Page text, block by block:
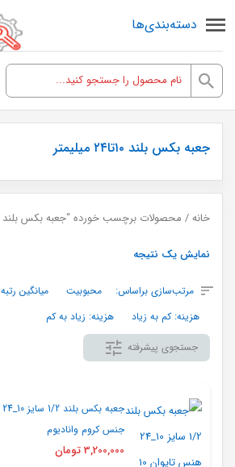
دسته‌بندی‌ها
جعبه بکس بلند ۱۰تا۲۴ میلیمتر
خانه/ محصولات برچسب خورده “جعبه بکس بلند ۱۰تا۲۴ میلیمتر”
نمایش یک نتیجه
مرتب‌سازی براساس: محبوبیت میانگین رتبه
هزینه: کم به زیاد
هزینه: زیاد به کم
جستجوی پیشرفته
جنس کروم‌ وانادیوم
3,200,000تومان